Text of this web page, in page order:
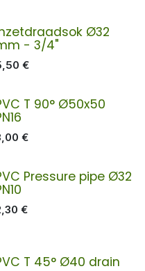
Ø32
- 3/4"
€
T 90° Ø50x50
€
Pressure pipe Ø32
€
T 45° Ø40 drain